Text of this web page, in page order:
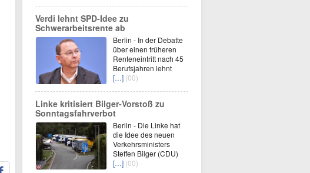
Verdi lehnt SPD-Idee zu
Schwerarbeitsrente ab
Berlin - In der Debatte
über einen früheren
Renteneintritt nach 45
Berufsjahren lehnt
[…] (00)
Linke kritisiert Bilger-Vorstoß zu
Sonntagsfahrverbot
Berlin - Die Linke hat
die Idee des neuen
Verkehrsministers
Steffen Bilger (CDU)
[…] (00)